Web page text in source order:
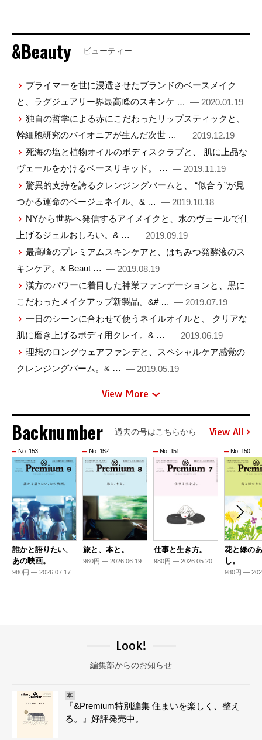
&Beauty ビューティー
プライマーを世に浸透させたブランドのベースメイク
と、ラグジュアリー界最高峰のスキンケ … — 2020.01.19
独自の哲学による赤にこだわったリップスティックと、
幹細胞研究のパイオニアが生んだ次世 … — 2019.12.19
死海の塩と植物オイルのボディスクラブと、 肌に上品な
ヴェールをかけるベースリキッド。 … — 2019.11.19
驚異的支持を誇るクレンジングバームと、 “似合う”が見
つかる運命のベージュネイル。& … — 2019.10.18
NYから世界へ発信するアイメイクと、水のヴェールで仕
上げるジェルおしろい。& … — 2019.09.19
最高峰のプレミアムスキンケアと、はちみつ発酵液のス
キンケア。& Beaut … — 2019.08.19
漢方のパワーに着目した神業ファンデーションと、黒に
こだわったメイクアップ新製品。&# … — 2019.07.19
一日のシーンに合わせて使うネイルオイルと、 クリアな
肌に磨き上げるボディ用クレイ。& … — 2019.06.19
理想のロングウェアファンデと、スペシャルケア感覚の
クレンジングバーム。& … — 2019.05.19
View More
Backnumber 過去の号はこちらから View All
No. 153
誰かと語りたい、
あの映画。
980円 — 2026.07.17
No. 152
旅と、本と。
980円 — 2026.06.19
No. 151
仕事と生き方。
980円 — 2026.05.20
No. 150
花と緑の
し。
980円 —
Look!
編集部からのお知らせ
本
『&Premium特別編集 住まいを楽しく、整え
る。』好評発売中。